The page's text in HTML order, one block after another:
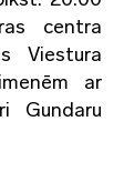
centra
Viestura
ar
Gundaru